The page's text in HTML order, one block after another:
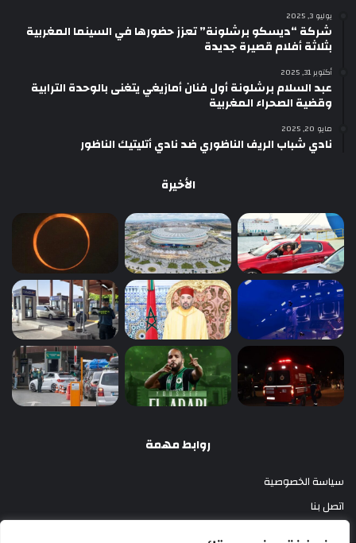
يوليو 3, 2025
شركة “ديسكو برشلونة” تعزز حضورها في السينما المغربية
بثلاثة أفلام قصيرة جديدة
أكتوبر 31, 2025
عبد السلام برشلونة أول فنان أمازيغي يتغنى بالوحدة الترابية
وقضية الصحراء المغربية
مايو 20, 2025
نادي شباب الريف الناظوري ضد نادي أتليتيك الناظور
الأخيرة
روابط مهمة
سياسة الخصوصية
اتصل بنا